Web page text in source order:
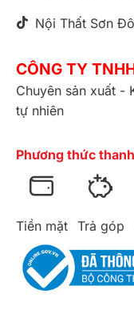
Nội Thất Sơn
CÔNG TY
Chuyên sản xuất -
tự nhiên
Phương thức
Tiền mặt Trả góp